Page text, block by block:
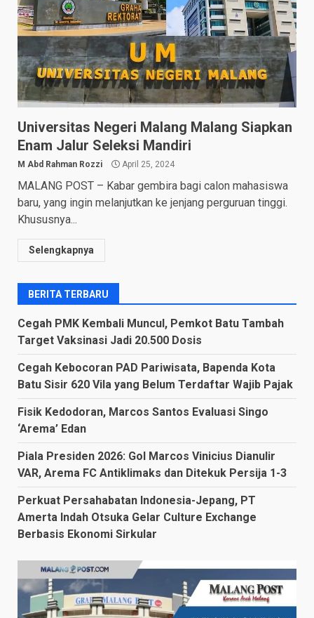
Universitas Negeri Malang Malang Siapkan
Enam Jalur Seleksi Mandiri
M Abd Rahman Rozzi April 25, 2024
MALANG POST – Kabar gembira bagi calon mahasiswa
baru, yang ingin melanjutkan ke jenjang perguruan tinggi.
Khususnya...
Selengkapnya
BERITA TERBARU
Cegah PMK Kembali Muncul, Pemkot Batu Tambah
Target Vaksinasi Jadi 20.500 Dosis
Cegah Kebocoran PAD Pariwisata, Bapenda Kota
Batu Sisir 620 Vila yang Belum Terdaftar Wajib Pajak
Fisik Kedodoran, Marcos Santos Evaluasi Singo
‘Arema’ Edan
Piala Presiden 2026: Gol Marcos Vinicius Dianulir
VAR, Arema FC Antiklimaks dan Ditekuk Persija 1-3
Perkuat Persahabatan Indonesia-Jepang, PT
Amerta Indah Otsuka Gelar Culture Exchange
Berbasis Ekonomi Sirkular